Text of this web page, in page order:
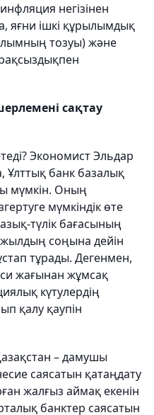
негізінен
яғни ішкі құрылымдық
тозуы) және
сақтау
Экономист Эльдар
банк базалық
мүмкін. Оның
мүмкіндік өте
түлік бағасының
соңына дейін
тұрады. Дегенмен,
жағынан жұмсақ
күтулердің
қалу қаупін
– дамушы
саясатын қатаңдату
жалғыз аймақ екенін
банктер саясатын